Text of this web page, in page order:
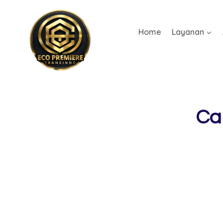
Home Layanan